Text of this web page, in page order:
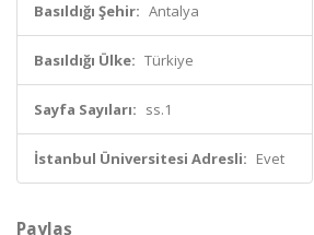
Basıldığı Şehir: Antalya
Basıldığı Ülke: Türkiye
Sayfa Sayıları: ss.1
İstanbul Üniversitesi Adresli: Evet
Paylaş